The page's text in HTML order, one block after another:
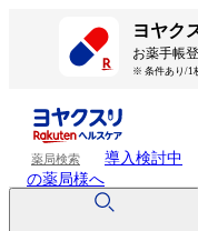
ヨヤク
お薬手帳
※ 条件あり/1
薬局検索
導入検討中
の薬局様へ
処方せんを送って待ち時
処方せんを送って待ち時